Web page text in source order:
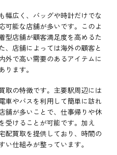
幅広く、バッグや時計だけでな
可能な店舗が多いです。このよ
型店舗が顧客満足度を高めるた
、店舗によっては海外の顧客と
外で高い需要のあるアイテムに
ます。
取の特徴です。主要駅周辺には
車やバスを利用して簡単に訪れ
舗が多いことで、仕事帰りや休
受けることが可能です。加え
配買取を提供しており、時間の
仕組みが整っています。